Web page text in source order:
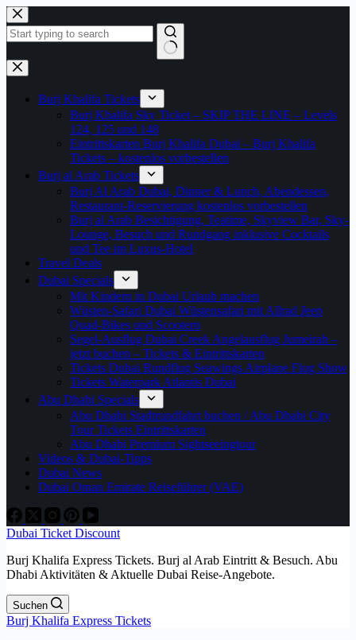
Zum
Inhalt
springen
Keine
Ergebnisse
Burj Khalifa Tickets
Burj Khalifa Sky Ticket – SKIP THE LINE – Levels
124, 125 und 148
Eintrittskarten Burj Khalifa Dubai – Burj Khalifa
Tickets – kostenlos vorbestellen
Burj al Arab Tickets
Burj Al Arab Dubai, Dinner & Lunch, Abendessen,
Restaurant-Reservierung kostenlos vorbestellen
Burj al Arab Besichtigung, Teatime, Skyview Bar, Sky-
Lounge, Besuch und Rundgang inklusive Cocktails
und Tee im Luxus-Hotel
Travel Deals
Dubai Specials
Mit Kindern in Dubai Urlaub machen
Wüsten-Safari Dubai Wüstensafari mit Allrad Jeep
Quad-Bikes und Scootern
Segel-Ausflug Dubai Creek Angelausflug Jumeirah –
jetzt buchen – Tickets & Eintrittskarten
Tickets Dubai Rundflug Seawings Airplane Flug Show
Tickets Waterpark Atlantis Dubai
Abu Dhabi Specials
Abu Dhabi Stadtrundfahrt buchen / Abu Dhabi City
Tour Tickets Eintrittskarten
Abu Dhabi Premium Sightseeingtour
Videos & Dubai-Tipps
Dubai News
Dubai Oman Emirate Reiseführer (VAE)
Dubai Ticket Discount
Burj Khalifa Express Tickets. Burj al Arab Eintritt & Besuch. Abu
Dhabi Aktivitäten & Aktuelle Dubai Reise-Angebote.
Suchen
Burj Khalifa Express Tickets